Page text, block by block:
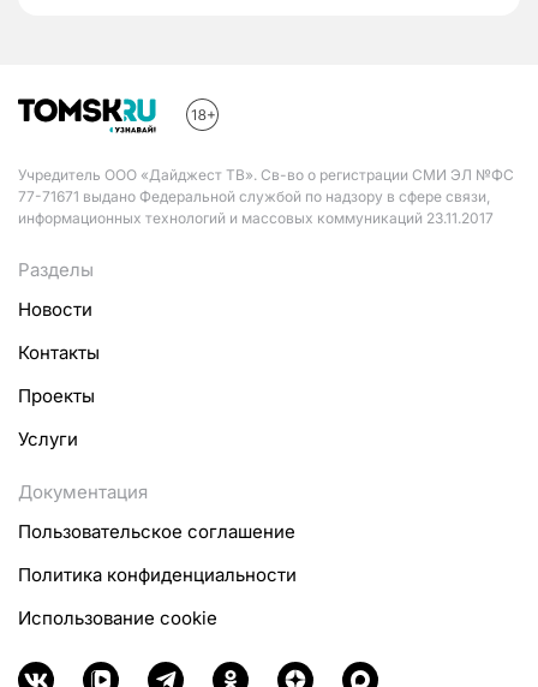
Учредитель ООО «Дайджест ТВ». Св-во о регистрации СМИ ЭЛ №ФС
77-71671 выдано Федеральной службой по надзору в сфере связи,
информационных технологий и массовых коммуникаций 23.11.2017
Разделы
Новости
Контакты
Проекты
Услуги
Документация
Пользовательское соглашение
Политика конфиденциальности
Использование cookie